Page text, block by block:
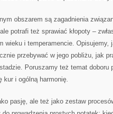
obszarem są zagadnienia
potrafi też sprawiać kłopoty –
wieku i temperamencie.
przebywać w jego pobliżu, jak
Poruszamy też temat doboru
kur i ogólną harmonię.
pasję, ale też jako zestaw